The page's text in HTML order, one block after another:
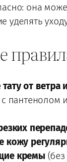
она
уделять
от ветра
пантенолом
кожу
кремы(без